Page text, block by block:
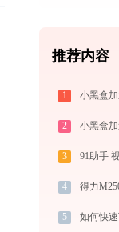
推荐内容
1
2
3
4 得力
5 如何快速